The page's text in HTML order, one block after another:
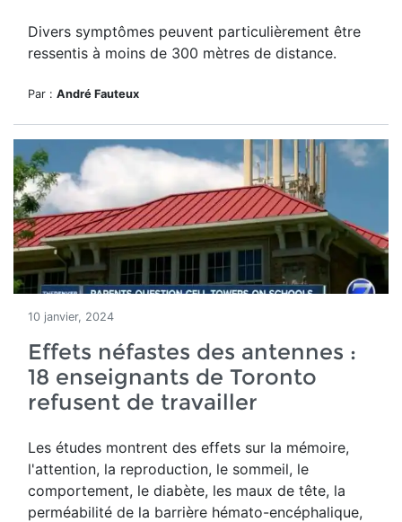
Divers symptômes peuvent particulièrement être
ressentis à moins de 300 mètres de distance.
Par : André Fauteux
10 janvier, 2024
Effets néfastes des antennes :
18 enseignants de Toronto
refusent de travailler
Les études montrent des effets sur la mémoire,
l'attention, la reproduction, le sommeil, le
comportement, le diabète, les maux de tête, la
perméabilité de la barrière hémato-encéphalique,